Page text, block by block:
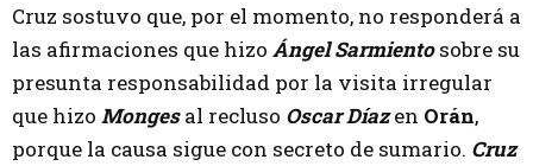
Cruz sostuvo que, por el momento, no responderá a
las afirmaciones que hizo Ángel Sarmientosobre su
presunta responsabilidad por la visita irregular
que hizo Mongesal recluso Oscar Díazen Orán,
porque la causa sigue con secreto de sumario. Cruz